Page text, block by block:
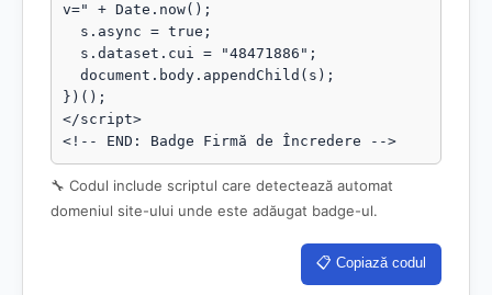
v=" + Date.now();
})();
</script>
<!-- END: Badge Firmă de Încredere -->
🔧 Codul include scriptul care detectează automat
domeniul site-ului unde este adăugat badge-ul.
📋 Copiază codul